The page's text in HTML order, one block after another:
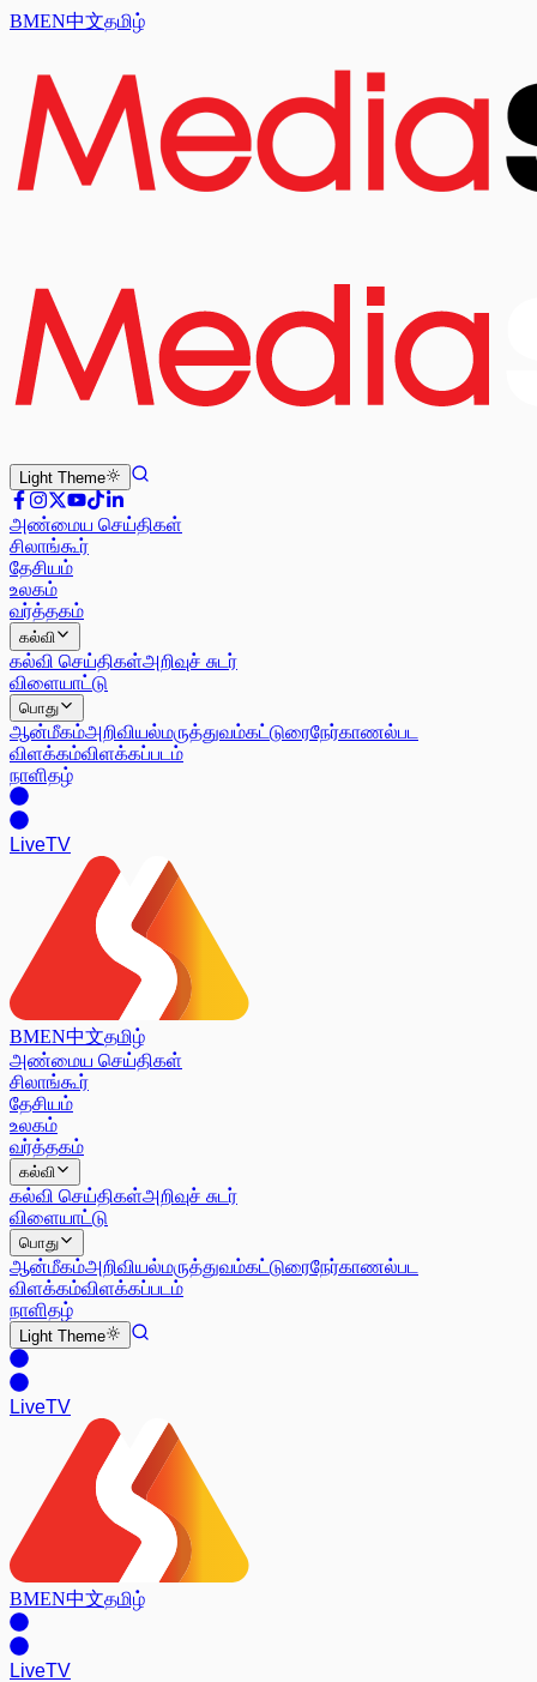
BMEN中文தமிழ்
Light Theme
அண்மைய செய்திகள்
சிலாங்கூர்
தேசியம்
உலகம்
வர்த்தகம்
கல்வி
கல்வி செய்திகள்அறிவுச் சுடர்
விளையாட்டு
பொது
ஆன்மீகம்அறிவியல்மருத்துவம்கட்டுரைநேர்காணல்பட
விளக்கம்விளக்கப்படம்
நாளிதழ்
LiveTV
BMEN中文தமிழ்
அண்மைய செய்திகள்
சிலாங்கூர்
தேசியம்
உலகம்
வர்த்தகம்
கல்வி
கல்வி செய்திகள்அறிவுச் சுடர்
விளையாட்டு
பொது
ஆன்மீகம்அறிவியல்மருத்துவம்கட்டுரைநேர்காணல்பட
விளக்கம்விளக்கப்படம்
நாளிதழ்
Light Theme
LiveTV
BMEN中文தமிழ்
LiveTV